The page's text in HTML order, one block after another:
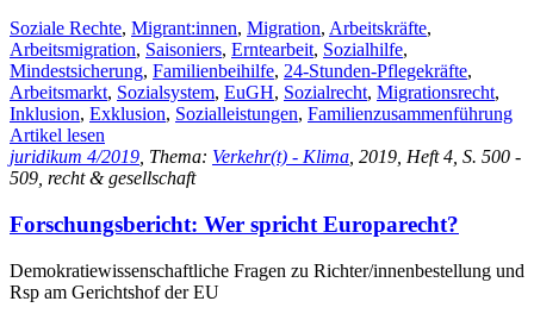
Soziale Rechte, Migrant:innen, Migration, Arbeitskräfte,
Arbeitsmigration, Saisoniers, Erntearbeit, Sozialhilfe,
Mindestsicherung, Familienbeihilfe, 24-Stunden-Pflegekräfte,
Arbeitsmarkt, Sozialsystem, EuGH, Sozialrecht, Migrationsrecht,
Inklusion, Exklusion, Sozialleistungen, Familienzusammenführung
Artikel lesen
juridikum 4/2019 , Thema: Verkehr(t) - Klima , 2019, Heft 4, S. 500 -
509, recht & gesellschaft
Forschungsbericht: Wer spricht Europarecht?
Demokratiewissenschaftliche Fragen zu Richter/innenbestellung und
Rsp am Gerichtshof der EU